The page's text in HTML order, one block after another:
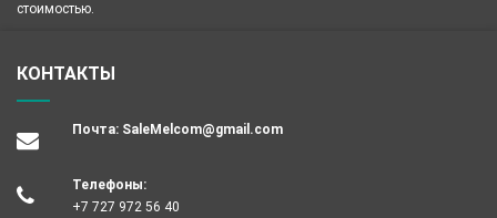
стоимостью.
КОНТАКТЫ
Почта: SaleMelcom@gmail.com
Телефоны:
+7 727 972 56 40